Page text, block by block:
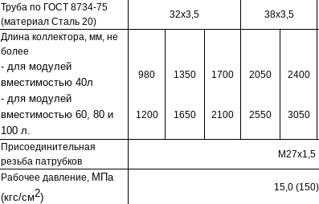
Труба по ГОСТ 8734-75
(материал Сталь 20)
32х3,5 38х3,5
Длина коллектора, мм, не
более
- для модулей
вместимостью 40л
980 1350 1700 2050 2400
- для модулей
вместимостью 60, 80 и
100 л.
1200 1650 2100 2550 3050
Присоединительная
резьба патрубков
М27х1,5
Рабочее давление, МПа
(кгс/см2)
15,0 (150)